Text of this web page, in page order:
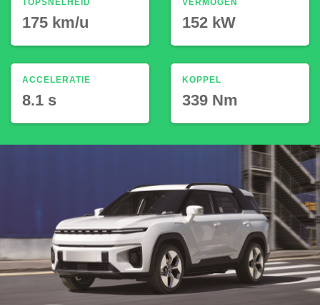
175 km/u
ACCELERATIE
8.1 s
152 kW
KOPPEL
339 Nm